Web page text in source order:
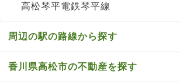
高松琴平電鉄琴平線
周辺の駅の路線から探す
香川県高松市の不動産を探す